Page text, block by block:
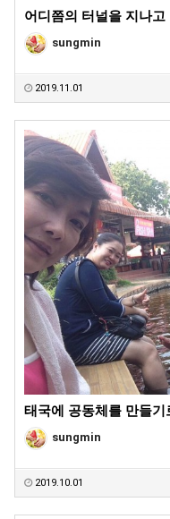
어디쯤의 터널을 지나고
sungmin
2019.11.01
태국에 공동체를 만들
sungmin
2019.10.01